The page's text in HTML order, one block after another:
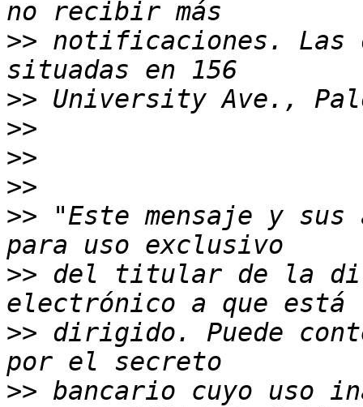
>> notificaciones. Las
>>
>>
>>
>>
>> "Este mensaje y
>> del titular de la
>> dirigido. Puede
>> bancario cuyo uso